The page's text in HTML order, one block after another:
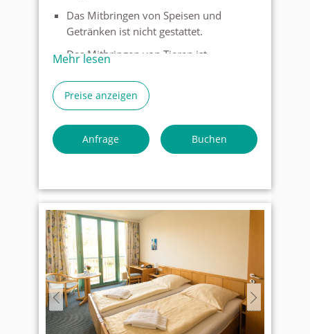
Das Mitbringen von Speisen und
Getränken ist nicht gestattet.
Das Mitbringen von Tieren ist
Ausnahmefällen nach Absprache
möglich.
Auf den Zimmern gibt es keinen TV,
allerdings im Aufenthaltsraum
bitte Kontakt mit uns auf. Wir haben
für diesen Fall besondere Rabatte.
Mehr lesen
Preise anzeigen
Anfrage Buchen